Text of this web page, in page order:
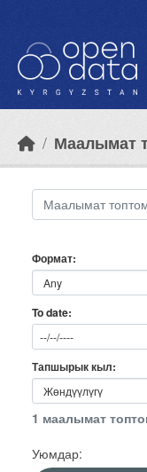
Маалымат
Формат
To date
Тапшырык кыл
1 маалымат
Уюмдар: